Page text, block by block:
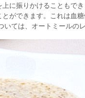
に振りかけることもで
ができます。これは血
ては、オートミールの